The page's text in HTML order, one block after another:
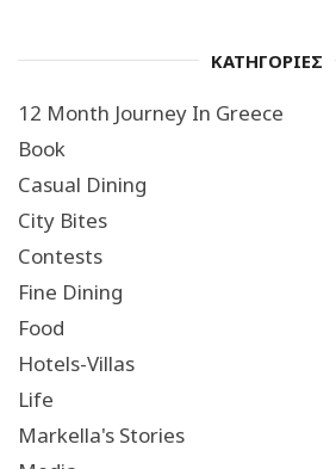
ΚΑΤΗΓΟΡΙΕΣ
12 Month Journey In Greece
Book
Casual Dining
City Bites
Contests
Fine Dining
Food
Hotels-Villas
Life
Markella's Stories